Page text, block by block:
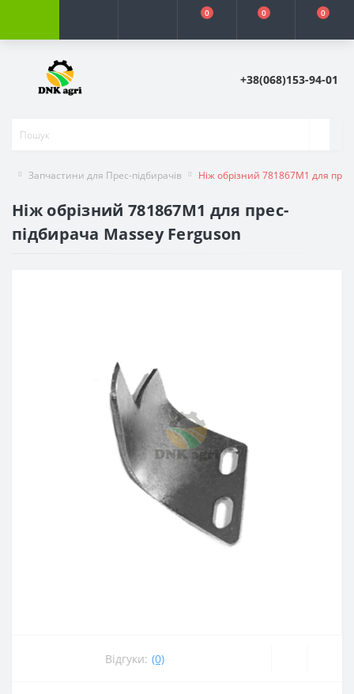
0 0 0
+38(068)153-94-01
Запчастини для Прес-підбирачів Ніж обрізний 781867M1 для
Ніж обрізний 781867M1 для прес-
підбирача Massey Ferguson
Відгуки: (0)